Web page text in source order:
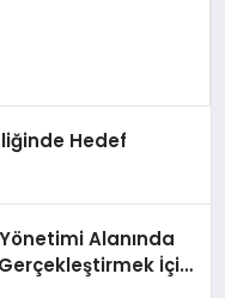
Hedef
Alanında
İçin